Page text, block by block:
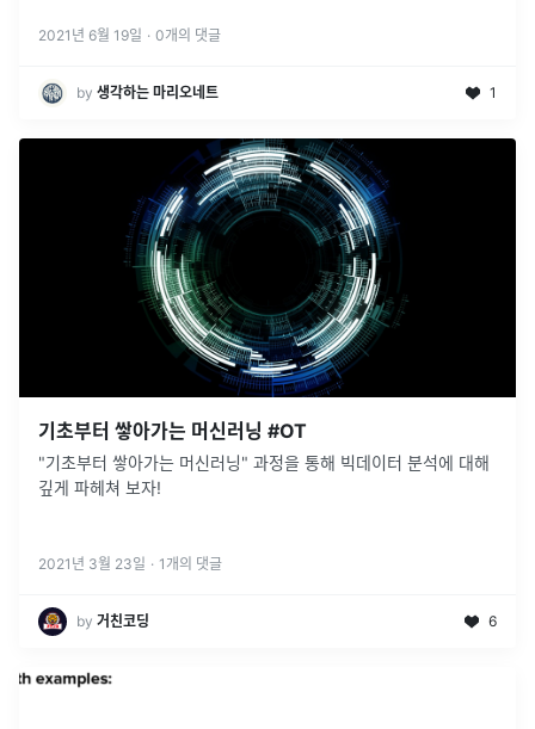
2021년 6월 19일 · 0개의 댓글
by 생각하는 마리오네트 1
기초부터 쌓아가는 머신러닝 #OT
"기초부터 쌓아가는 머신러닝" 과정을 통해 빅데이터 분석에 대해
깊게 파헤쳐 보자!
2021년 3월 23일 · 1 개의 댓글
by 거친코딩 6